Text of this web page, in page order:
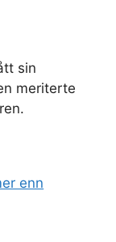
sin
meriterte
enn